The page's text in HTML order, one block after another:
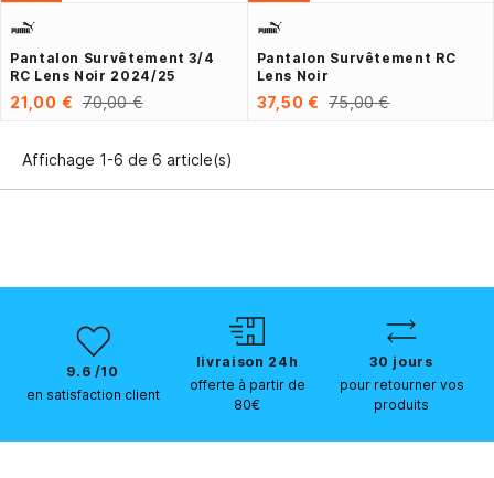
Pantalon Survêtement 3/4
RC Lens Noir 2024/25
21,00 € 70,00 €
Pantalon Survêtement RC
Lens Noir
37,50 € 75,00 €
Affichage 1-6 de 6 article(s)
9.6 /10
en satisfaction client
livraison 24h
offerte à partir de
80€
30 jours
pour retourner vos
produits